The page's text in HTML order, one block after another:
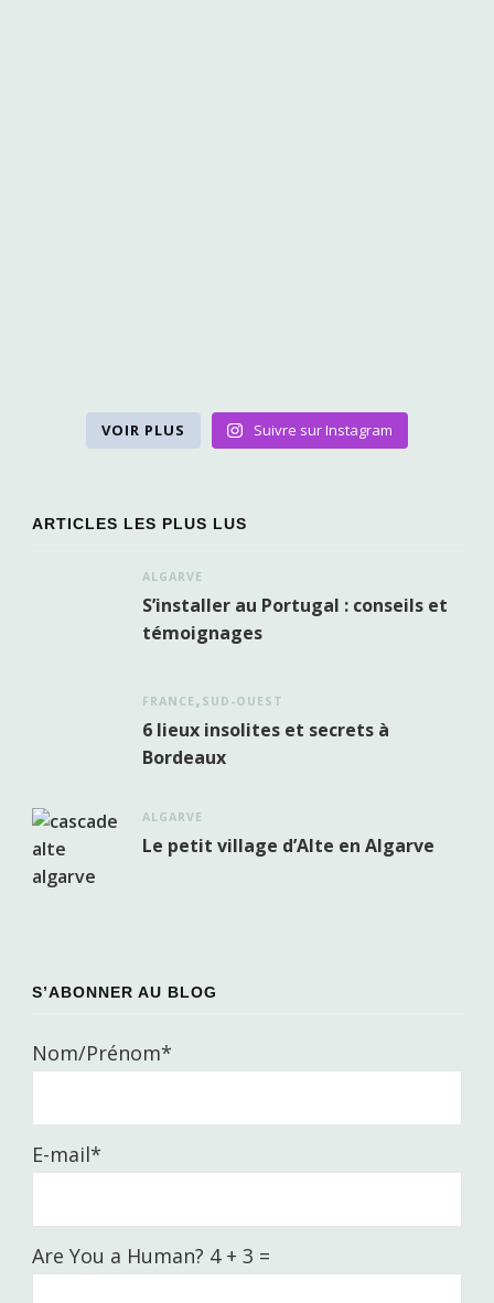
VOIR PLUS Suivre sur Instagram
ARTICLES LES PLUS LUS
ALGARVE
S’installer au Portugal : conseils et
témoignages
FRANCE SUD-OUEST
6 lieux insolites et secrets à
Bordeaux
ALGARVE
Le petit village d’Alte en Algarve
S’ABONNER AU BLOG
Nom/Prénom*
E-mail*
Are You a Human? 4 + 3 =